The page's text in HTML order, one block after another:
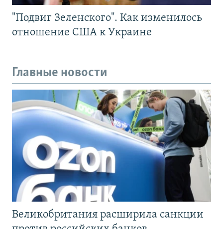
"Подвиг Зеленского". Как изменилось
отношение США к Украине
Главные новости
Великобритания расширила санкции